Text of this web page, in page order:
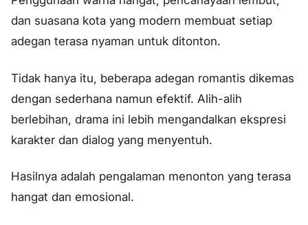
dan suasana kota yang modern membuat setiap
adegan terasa nyaman untuk ditonton.
Tidak hanya itu, beberapa adegan romantis dikemas
dengan sederhana namun efektif. Alih-alih
berlebihan, drama ini lebih mengandalkan ekspresi
karakter dan dialog yang menyentuh.
Hasilnya adalah pengalaman menonton yang terasa
hangat dan emosional.